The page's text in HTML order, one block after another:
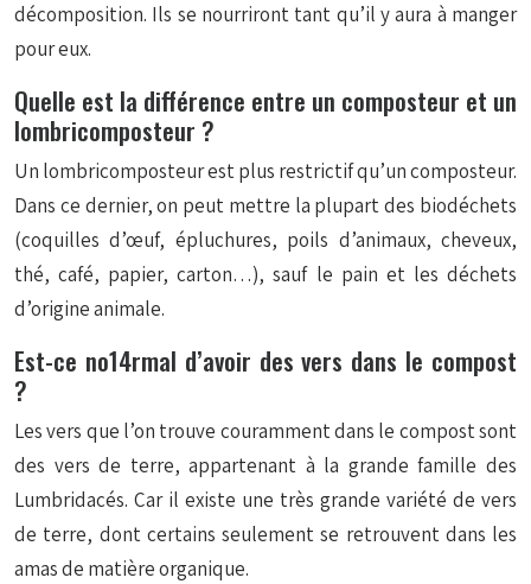
décomposition. Ils se nourriront tant qu’il y aura à manger
pour eux.
Quelle est la différence entre un composteur et un
lombricomposteur ?
Un lombricomposteur est plus restrictif qu’un composteur.
Dans ce dernier, on peut mettre la plupart des biodéchets
(coquilles d’œuf, épluchures, poils d’animaux, cheveux,
thé, café, papier, carton…), sauf le pain et les déchets
d’origine animale.
Est-ce no14rmal d’avoir des vers dans le compost
?
Les vers que l’on trouve couramment dans le compost sont
des vers de terre, appartenant à la grande famille des
Lumbridacés. Car il existe une très grande variété de vers
de terre, dont certains seulement se retrouvent dans les
amas de matière organique.